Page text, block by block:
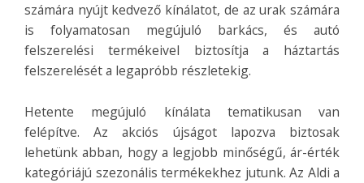
számára nyújt kedvező kínálatot, de az urak számára
is folyamatosan megújuló barkács, és autó
felszerelési termékeivel biztosítja a háztartás
felszerelését a legapróbb részletekig.
Hetente megújuló kínálata tematikusan van
felépítve. Az akciós újságot lapozva biztosak
lehetünk abban, hogy a legjobb minőségű, ár-érték
kategóriájú szezonális termékekhez jutunk. Az Aldi a